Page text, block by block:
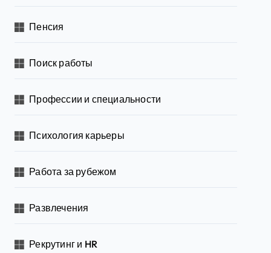
Пенсия
Поиск работы
Профессии и специальности
Психология карьеры
Работа за рубежом
Развлечения
Рекрутинг и HR